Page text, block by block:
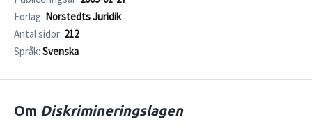
Förlag: Norstedts Juridik
Antal sidor: 212
Språk: Svenska
Om Diskrimineringslagen